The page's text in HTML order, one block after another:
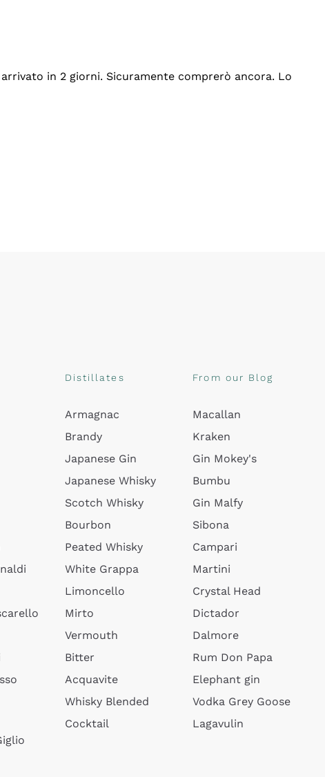
in 2 giorni. Sicuramente comprerò ancora. Lo
Distillates
Armagnac
Brandy
Japanese Gin
Japanese Whisky
Scotch Whisky
Bourbon
Peated Whisky
White Grappa
Limoncello
Mirto
Vermouth
Bitter
Acquavite
Whisky Blended
Cocktail
From our Blog
Macallan
Kraken
Gin Mokey's
Bumbu
Gin Malfy
Sibona
Campari
Martini
Crystal Head
Dictador
Dalmore
Rum Don Papa
Elephant gin
Vodka Grey Goose
Lagavulin